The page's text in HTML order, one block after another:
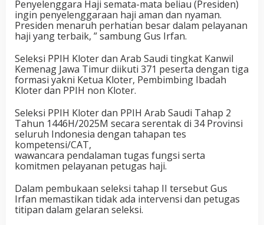
Penyelenggara Haji semata-mata beliau (Presiden)
ingin penyelenggaraan haji aman dan nyaman.
Presiden menaruh perhatian besar dalam pelayanan
haji yang terbaik, ” sambung Gus Irfan.
Seleksi PPIH Kloter dan Arab Saudi tingkat Kanwil
Kemenag Jawa Timur diikuti 371 peserta dengan tiga
formasi yakni Ketua Kloter, Pembimbing Ibadah
Kloter dan PPIH non Kloter.
Seleksi PPIH Kloter dan PPIH Arab Saudi Tahap 2
Tahun 1446H/2025M secara serentak di 34 Provinsi
seluruh Indonesia dengan tahapan tes
kompetensi/CAT,
wawancara pendalaman tugas fungsi serta
komitmen pelayanan petugas haji.
Dalam pembukaan seleksi tahap II tersebut Gus
Irfan memastikan tidak ada intervensi dan petugas
titipan dalam gelaran seleksi.